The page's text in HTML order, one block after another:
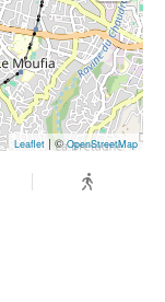
Leaflet | ©OpenStreetMap